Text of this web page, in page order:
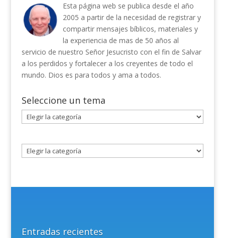
Esta página web se publica desde el año
2005 a partir de la necesidad de registrar y
compartir mensajes bíblicos, materiales y
la experiencia de mas de 50 años al
servicio de nuestro Señor Jesucristo con el fin de Salvar
a los perdidos y fortalecer a los creyentes de todo el
mundo. Dios es para todos y ama a todos.
Seleccione un tema
Seleccione
un
Entradas recientes